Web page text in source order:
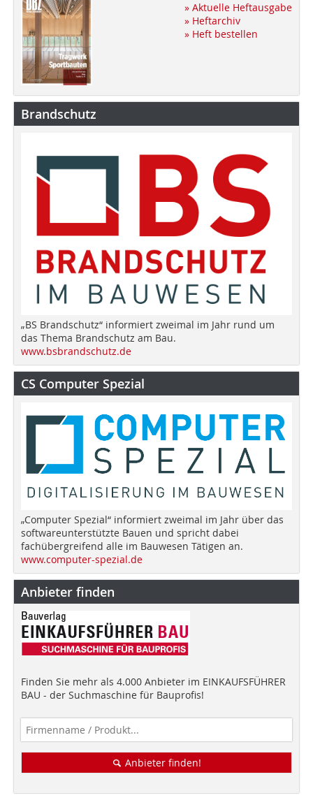
» Aktuelle Heftausgabe
» Heftarchiv
» Heft bestellen
Brandschutz
„BS Brandschutz“ informiert zweimal im Jahr rund um
das Thema Brandschutz am Bau.
www.bsbrandschutz.de
CS Computer Spezial
„Computer Spezial“ informiert zweimal im Jahr über das
softwareunterstützte Bauen und spricht dabei
fachübergreifend alle im Bauwesen Tätigen an.
www.computer-spezial.de
Anbieter finden
Finden Sie mehr als 4.000 Anbieter im EINKAUFSFÜHRER
BAU - der Suchmaschine für Bauprofis!
Anbieter finden!